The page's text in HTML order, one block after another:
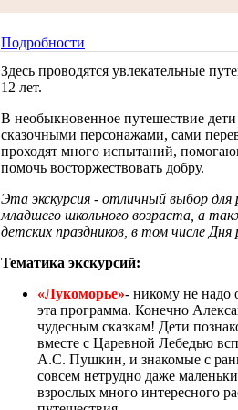
Подробности
Здесь проводятся увлекательные
12 лет.
В необыкновенное путешествие
сказочными персонажами, сами
проходят много испытаний,
помочь восторжествовать добру.
Эта экскурсия - отличный выбор для
младшего школьного возраста, а
детских праздников, в том числе
Тематика экскурсий:
«Лукоморье»- никому не надо
эта программа. Конечно
чудесным сказкам! Дети
вместе с Царевной Лебедью
А.С. Пушкин, и знакомые с
совсем нетрудно даже
взрослых много интересного